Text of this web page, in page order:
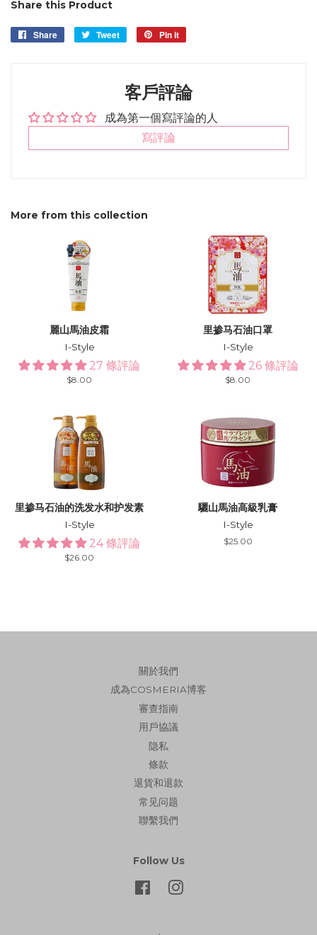
Share this Product
Share
Share
Tweet
Tweet
Pin it
客戶評論
成為第一個寫評論的人
寫評論
More from this collection
麗山馬油皮霜
I-Style
27 條評論
Regular
$8.00
里掺马石油口罩
I-Style
26 條評論
Regular
$8.00
里掺马石油的洗发水和护发素
I-Style
24 條評論
Regular
$26.00
驪山馬油高級乳膏
I-Style
Regular
$25.00
關於我們
成為COSMERIA博客
審查指南
用戶協議
隐私
條款
退貨和退款
常见问题
聯繫我們
Follow Us
FacebookInstagram